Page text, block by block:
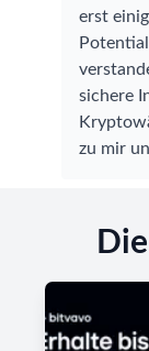
erst
sichere
zu mir